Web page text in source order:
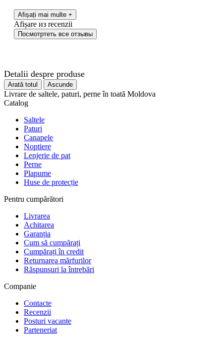
Afișați mai multe +
Afișare из recenzii
Посмотртеть все отзывы
Detalii despre produse
Arată totul Ascunde
Livrare de saltele, paturi, perne în toată Moldova
Catalog
Saltele
Paturi
Canapele
Noptiere
Lenjerie de pat
Perne
Plapume
Huse de protecție
Pentru cumpărători
Livrarea
Achitarea
Garanția
Cum să cumpărați
Cumpărați în credit
Returnarea mărfurilor
Răspunsuri la întrebări
Companie
Contacte
Recenzii
Posturi vacante
Parteneriat